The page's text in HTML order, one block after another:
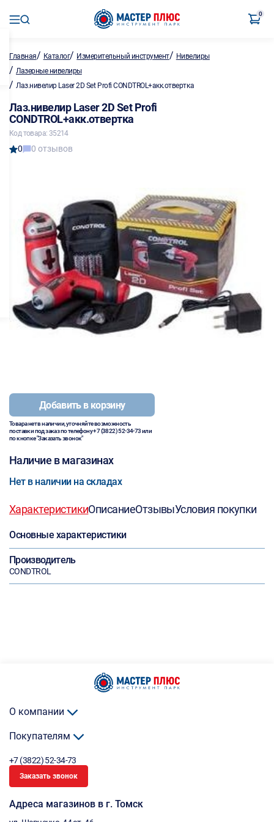
0
Главная/ Каталог/ Измерительный инструмент/ Нивелиры
/ Лазерные нивелиры
/ Лаз.нивелир Laser 2D Set Profi CONDTROL+акк.отвертка
Лаз.нивелир Laser 2D Set Profi
CONDTROL+акк.отвертка
Код товара: 35214
0 0 отзывов
Добавить в корзину
Товара нет в наличии, уточняйте возможность
поставки под заказ по телефону+7 (3822) 52-34-73или
по кнопке "Заказать звонок"
Наличие в магазинах
Нет в наличии на складах
ХарактеристикиОписаниеОтзывыУсловия покупки
Основные характеристики
Производитель
CONDTROL
О компании
Покупателям
+7 (3822) 52-34-73
Заказать звонок
Адреса магазинов в г. Томск